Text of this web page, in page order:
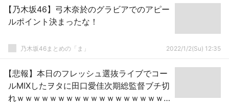
【乃木坂46】弓木奈於のグラビアでのアピー
ルポイント決まったな！
乃木坂46まとめの「ま」 2022/1/2(Su) 12:35
【悲報】本日のフレッシュ選抜ライブでコー
ルMIXしたヲタに田口愛佳次期総監督ブチ切
れｗｗｗｗｗｗｗｗｗｗｗｗｗｗｗｗｗｗ